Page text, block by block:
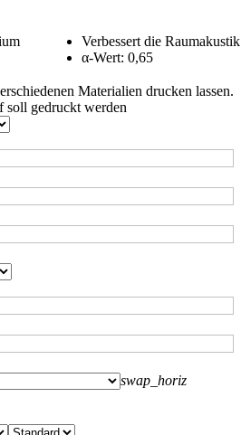
Verbessert die Raumakustik
α-Wert: 0,65
Materialien drucken lassen.
swap_horiz